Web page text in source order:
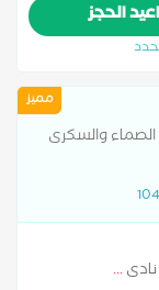
الحجز
مميز
الصماء والسكرى
العامة ,
للباطنة
...